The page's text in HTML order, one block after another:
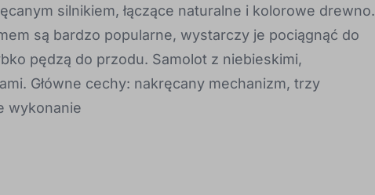
silnikiem, łączące naturalne i kolorowe drewno.
są bardzo popularne, wystarczy je pociągnąć do
pędzą do przodu. Samolot z niebieskimi,
Główne cechy: nakręcany mechanizm, trzy
wykonanie